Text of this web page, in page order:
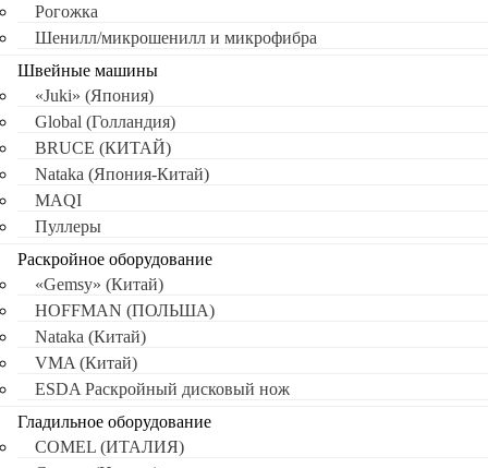
Рогожка
Шенилл/микрошенилл и микрофибра
Швейные машины
«Juki» (Япония)
Global (Голландия)
BRUCE (КИТАЙ)
Nataka (Япония-Китай)
MAQI
Пуллеры
Раскройное оборудование
«Gemsy» (Китай)
HOFFMAN (ПОЛЬША)
Nataka (Китай)
VMA (Китай)
ESDA Раскройный дисковый нож
Гладильное оборудование
COMEL (ИТАЛИЯ)